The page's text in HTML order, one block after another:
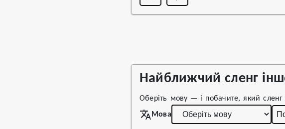
Найближчий сленг
Оберіть мову — і побачите, який
Мова